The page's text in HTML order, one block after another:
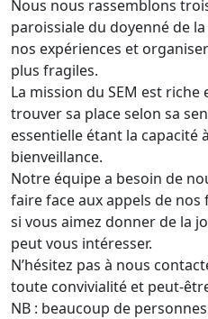
Nous nous rassemblons
paroissiale du doyenné de
nos expériences et
plus fragiles.
La mission du SEM est
trouver sa place selon sa
essentielle étant la capacité
bienveillance.
Notre équipe a besoin de
faire face aux appels de
si vous aimez donner de la
peut vous intéresser.
N’hésitez pas à nous
toute convivialité et peut-
NB : beaucoup de